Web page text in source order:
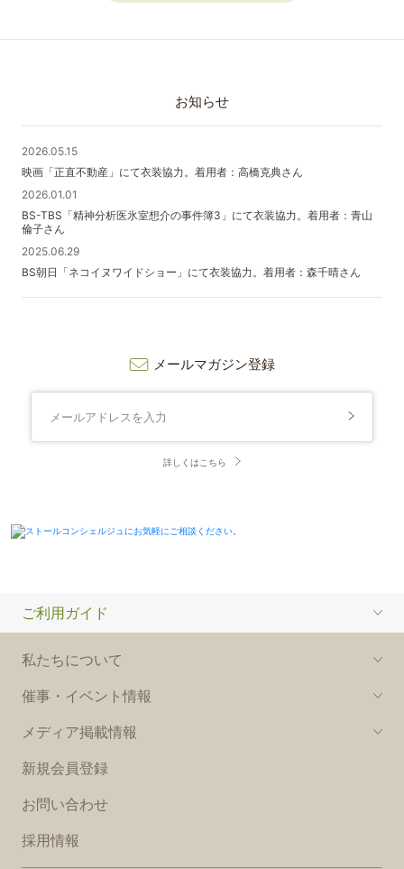
お知らせ
2026.05.15
映画「正直不動産」にて衣装協力。着用者：高橋克典さん
2026.01.01
BS-TBS「精神分析医氷室想介の事件簿3」にて衣装協力。着用者：青山
倫子さん
2025.06.29
BS朝日「ネコイヌワイドショー」にて衣装協力。着用者：森千晴さん
メールマガジン登録
詳しくはこちら
ご利用ガイド
私たちについて
催事・イベント情報
メディア掲載情報
新規会員登録
お問い合わせ
採用情報